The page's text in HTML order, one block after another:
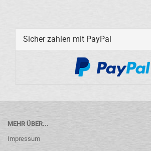
Sicher zahlen mit PayPal
MEHR ÜBER...
Impressum